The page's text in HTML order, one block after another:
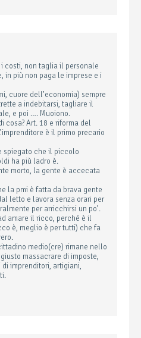
costi, non taglia il personale
in più non paga le imprese e i
cuore dell’economia) sempre
a indebitarsi, tagliare il
e poi …. Muoiono.
cosa? Art. 18 e riforma del
è il primo precario
spiegato che il piccolo
ha più ladro è.
morto, la gente è accecata
la pmi è fatta da brava gente
letto e lavora senza orari per
per arricchirsi un po’.
amare il ricco, perché è il
è, meglio è per tutti) che fa
medio(cre) rimane nello
massacrare di imposte,
imprenditori, artigiani,